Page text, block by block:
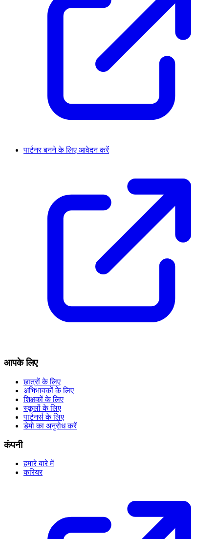
पार्टनर बनने के लिए आवेदन करें
आपके लिए
छात्रों के लिए
अभिभावकों के लिए
शिक्षकों के लिए
स्कूलों के लिए
पार्टनर्स के लिए
डेमो का अनुरोध करें
कंपनी
हमारे बारे में
करियर